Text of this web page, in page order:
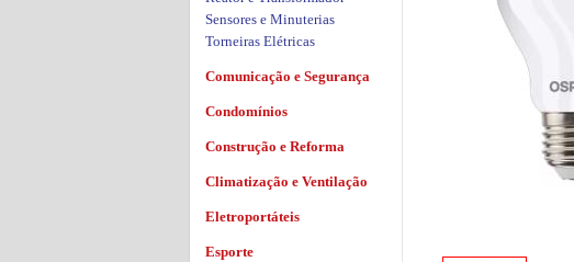
Sensores e Minuterias
Torneiras Elétricas
Comunicação e Segurança
Condomínios
Construção e Reforma
Climatização e Ventilação
Eletroportáteis
Esporte